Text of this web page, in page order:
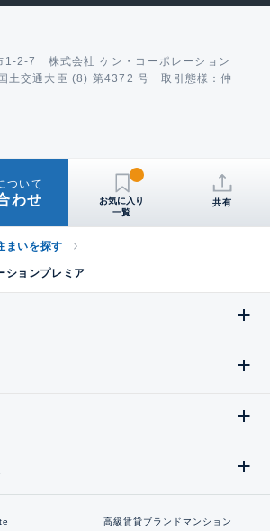
1-2-7 株式会社 ケン・コーポレーション
土交通大臣 (8) 第4372 号 取引態様：仲
ついて
わせ 共有
まいを探す
ションプレミア
高級賃貸ブランドマンション